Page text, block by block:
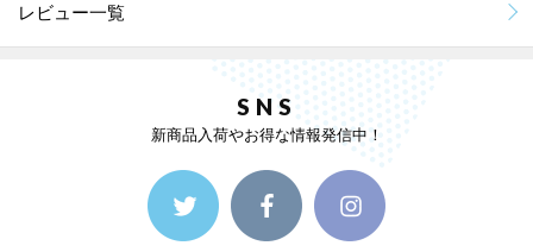
レビュー一覧
SNS
新商品入荷やお得な情報発信中！